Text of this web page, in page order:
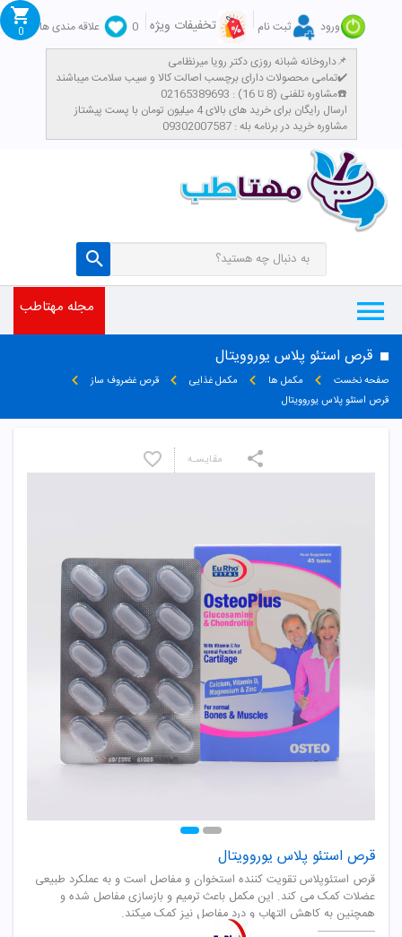
ورود ثبت نام تخفیفات ویژه 0
علاقه مندی ها
داروخانه شبانه روزی دکتر رویا میرنظامی📌
تمامی محصولات دارای برچسب اصالت کالا و سیب سلامت میباشند✔️
مشاوره تلفنی (8 تا 16) : 02165389693☎️
​ارسال رایگان برای خرید های بالای 4 میلیون تومان با پست پیشتاز
مشاوره خرید در برنامه بله : 09302007587
0
مجله مهتاطب
قرص استئو پلاس یوروویتال
صفحه نخست مکمل ها مکمل غذایی
قرص غضروف ساز
قرص استئو پلاس یوروویتال
قرص استئو پلاس یوروویتال
قرص استئوپلاس تقویت کننده استخوان و مفاصل است و به عملکرد طبیعی
عضلات کمک می کند. این مکمل باعث ترمیم و بازسازی مفاصل شده و
همچنین به کاهش التهاب و درد مفاصل نیز کمک میکند.
مقایسـه